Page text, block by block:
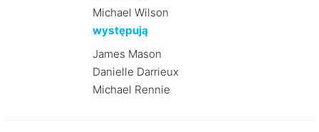
Michael Wilson
występują
James Mason
Danielle Darrieux
Michael Rennie